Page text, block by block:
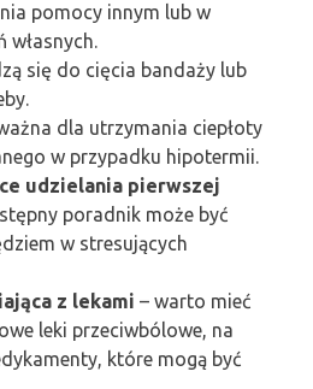
pomocy innym lub w
własnych.
się do cięcia bandaży lub
dla utrzymania ciepłoty
w przypadku hipotermii.
udzielania pierwszej
poradnik może być
w stresujących
z lekami – warto mieć
leki przeciwbólowe, na
które mogą być